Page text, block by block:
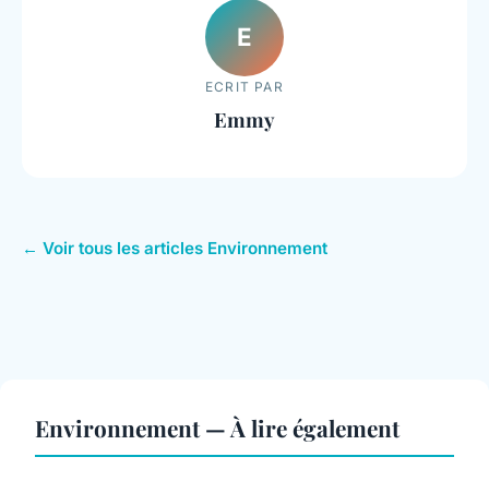
E
ECRIT PAR
Emmy
← Voir tous les articles Environnement
Environnement — À lire également